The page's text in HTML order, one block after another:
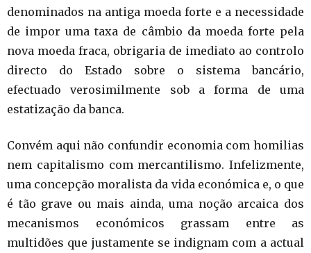
denominados na antiga moeda forte e a necessidade
de impor uma taxa de câmbio da moeda forte pela
nova moeda fraca, obrigaria de imediato ao controlo
directo do Estado sobre o sistema bancário,
efectuado verosimilmente sob a forma de uma
estatização da banca.
Convém aqui não confundir economia com homilias
nem capitalismo com mercantilismo. Infelizmente,
uma concepção moralista da vida económica e, o que
é tão grave ou mais ainda, uma noção arcaica dos
mecanismos económicos grassam entre as
multidões que justamente se indignam com a actual